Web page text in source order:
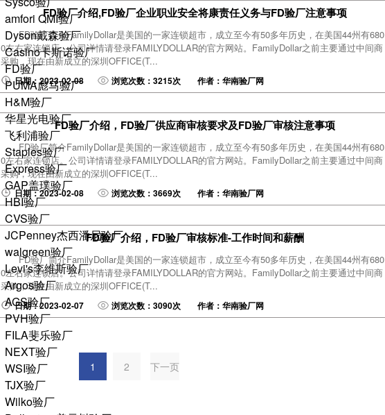
amfori QMI验厂
Dyson戴森验厂
Casino卡斯诺验厂
FD验厂
PUMA彪马验厂
H&M验厂
华星光电验厂
飞利浦验厂
Staples验厂
Express验厂
GAP盖璞验厂
HBI验厂
CVS验厂
JCPenney杰西潘尼验厂
walgreen验厂
Levi's李维斯验厂
Argos验厂
AGS验厂
PVH验厂
FILA斐乐验厂
NEXT验厂
WSI验厂
TJX验厂
Wilko验厂
FD验厂介绍,FD验厂企业职业安全将康责任义务与FD验厂注意事项
FD验厂简介FamilyDollar是美国的一家连锁超市，成立至今有50多年历史，在美国44州有680
0左右家连锁店。公司详情请登录FAMILYDOLLAR的官方网站。FamilyDollar之前主要通过中间商
采购，现在由新成立的深圳OFFICE(T...
日期：2023-02-08 浏览次数：3215次 作者：华南验厂网
FD验厂介绍，FD验厂供应商审核要求及FD验厂审核注意事项
FD验厂简介FamilyDollar是美国的一家连锁超市，成立至今有50多年历史，在美国44州有680
0左右家连锁店。公司详情请登录FAMILYDOLLAR的官方网站。FamilyDollar之前主要通过中间商
采购，现在由新成立的深圳OFFICE(T...
日期：2023-02-08 浏览次数：3669次 作者：华南验厂网
FD验厂介绍，FD验厂审核标准-工作时间和薪酬
FD验厂简介FamilyDollar是美国的一家连锁超市，成立至今有50多年历史，在美国44州有680
0左右家连锁店。公司详情请登录FAMILYDOLLAR的官方网站。FamilyDollar之前主要通过中间商
采购，现在由新成立的深圳OFFICE(T...
日期：2023-02-07 浏览次数：3090次 作者：华南验厂网
1 2 下一页